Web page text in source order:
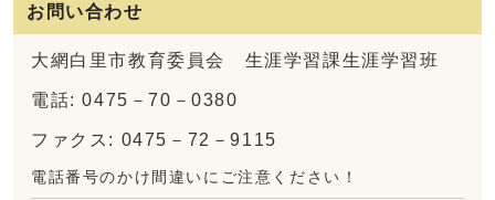
お問い合わせ
大網白里市教育委員会 生涯学習課生涯学習班
電話: 0475－70－0380
ファクス: 0475－72－9115
電話番号のかけ間違いにご注意ください！